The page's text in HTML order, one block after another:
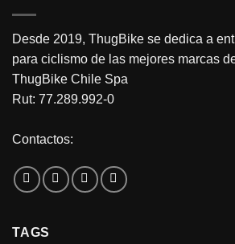
Desde 2019, ThugBike se dedica a
para ciclismo de las mejores marcas
ThugBike Chile Spa
Rut: 77.289.992-0
Contactos:
TAGS